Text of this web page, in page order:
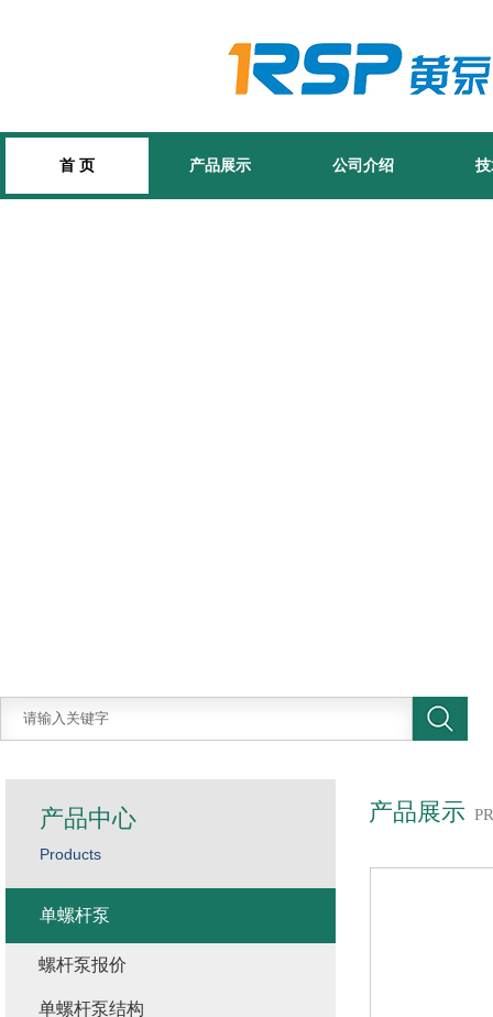
首 页 产品展示 公司介绍
产品展示
产品中心
Products
单螺杆泵
螺杆泵报价
单螺杆泵结构